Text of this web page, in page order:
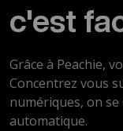
c'est
Grâce à Peachie,
Concentrez vous
numériques, on se
automatique.